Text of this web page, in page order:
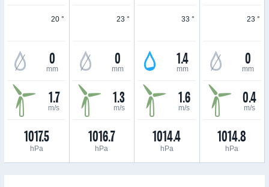
20 °
0
mm
1.7
m/s
1017.5
hPa
23 °
0
mm
1.3
m/s
1016.7
hPa
33 °
1.4
mm
1.6
m/s
1014.4
hPa
23 °
0
mm
0.4
m/s
1014.8
hPa